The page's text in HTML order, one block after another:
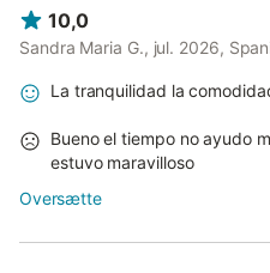
10,0
Sandra Maria G., jul. 2026,
La tranquilidad la
Bueno el tiempo no ayudo
estuvo maravilloso
Oversætte